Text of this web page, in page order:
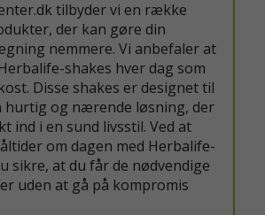
tilbyder vi en række
der kan gøre din
nemmere. Vi anbefaler at
shakes hver dag som
Disse shakes er designet til
hurtig og nærende løsning, der
ind i en sund livsstil. Ved at
om dagen med Herbalife-
sikre, at du får de nødvendige
uden at gå på kompromis